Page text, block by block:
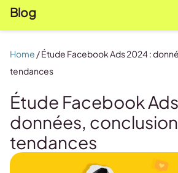
Blog
Étude Facebook
données,
tendances
Home /Étude Facebook Ads 2024 :
tendances